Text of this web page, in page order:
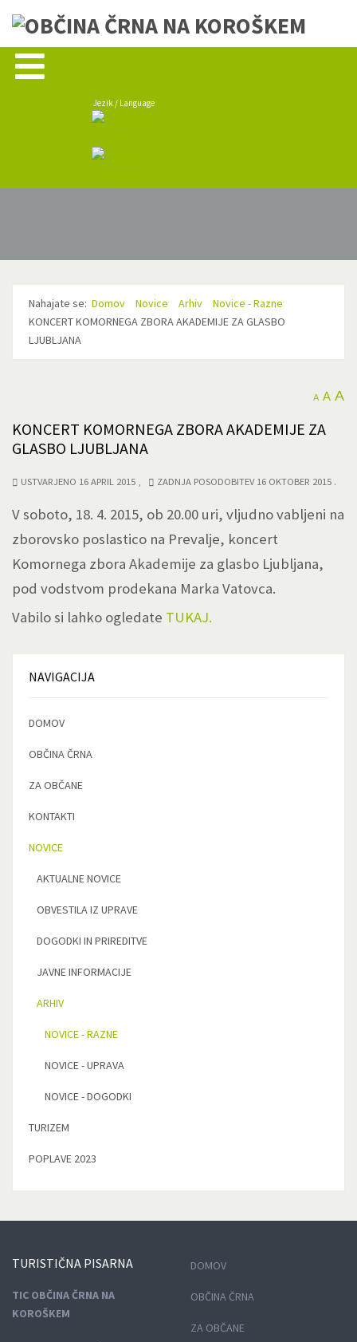
Jezik / Language
Nahajate se: Domov Novice Arhiv
Novice - Razne
KONCERT KOMORNEGA ZBORA AKADEMIJE ZA GLASBO
LJUBLJANA
A A A
KONCERT KOMORNEGA ZBORA AKADEMIJE ZA
GLASBO LJUBLJANA
USTVARJENO 16 APRIL 2015 ZADNJA POSODOBITEV 16 OKTOBER 2015
V soboto, 18. 4. 2015, ob 20.00 uri, vljudno vabljeni na
zborovsko poslastico na Prevalje, koncert
Komornega zbora Akademije za glasbo Ljubljana,
pod vodstvom prodekana Marka Vatovca.
Vabilo si lahko ogledate TUKAJ.
NAVIGACIJA
DOMOV
OBČINA ČRNA
ZA OBČANE
KONTAKTI
NOVICE
AKTUALNE NOVICE
OBVESTILA IZ UPRAVE
DOGODKI IN PRIREDITVE
JAVNE INFORMACIJE
ARHIV
NOVICE - RAZNE
NOVICE - UPRAVA
NOVICE - DOGODKI
TURIZEM
POPLAVE 2023
TURISTIČNA PISARNA
TIC OBČINA ČRNA NA
KOROŠKEM
DOMOV
OBČINA ČRNA
ZA OBČANE